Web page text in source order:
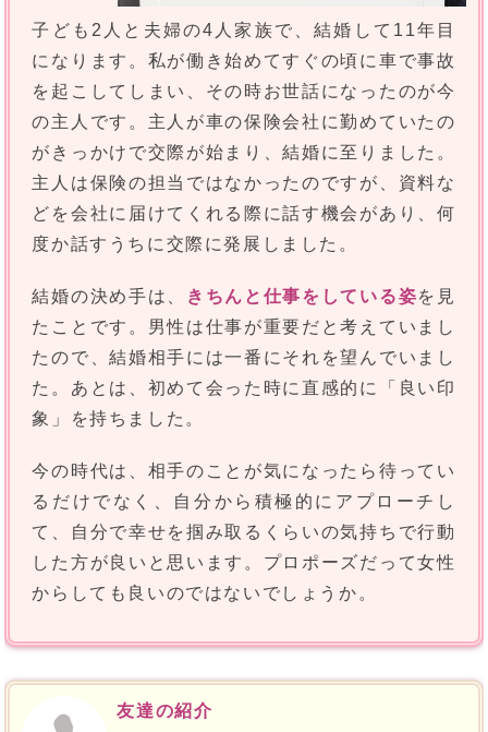
子ども2人と夫婦の4人家族で、結婚して11年目
になります。私が働き始めてすぐの頃に車で事故
を起こしてしまい、その時お世話になったのが今
の主人です。主人が車の保険会社に勤めていたの
がきっかけで交際が始まり、結婚に至りました。
主人は保険の担当ではなかったのですが、資料な
どを会社に届けてくれる際に話す機会があり、何
度か話すうちに交際に発展しました。
結婚の決め手は、 きちんと仕事をしている姿を見
たことです。男性は仕事が重要だと考えていまし
たので、結婚相手には一番にそれを望んでいまし
た。あとは、初めて会った時に直感的に「良い印
象」を持ちました。
今の時代は、相手のことが気になったら待ってい
るだけでなく、自分から積極的にアプローチし
て、自分で幸せを掴み取るくらいの気持ちで行動
した方が良いと思います。プロポーズだって女性
からしても良いのではないでしょうか。
友達の紹介